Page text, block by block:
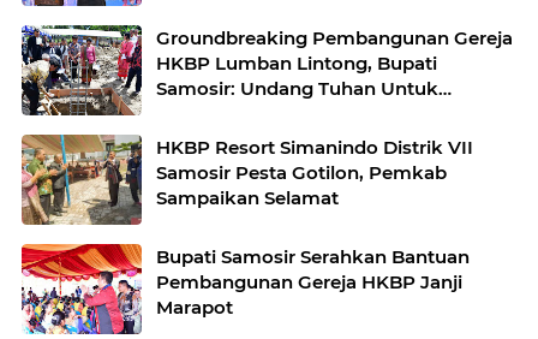
Groundbreaking Pembangunan Gereja
HKBP Lumban Lintong, Bupati
Samosir: Undang Tuhan Untuk
HKBP Resort Simanindo Distrik VII
Samosir Pesta Gotilon, Pemkab
Sampaikan Selamat
Bupati Samosir Serahkan Bantuan
Pembangunan Gereja HKBP Janji
Marapot